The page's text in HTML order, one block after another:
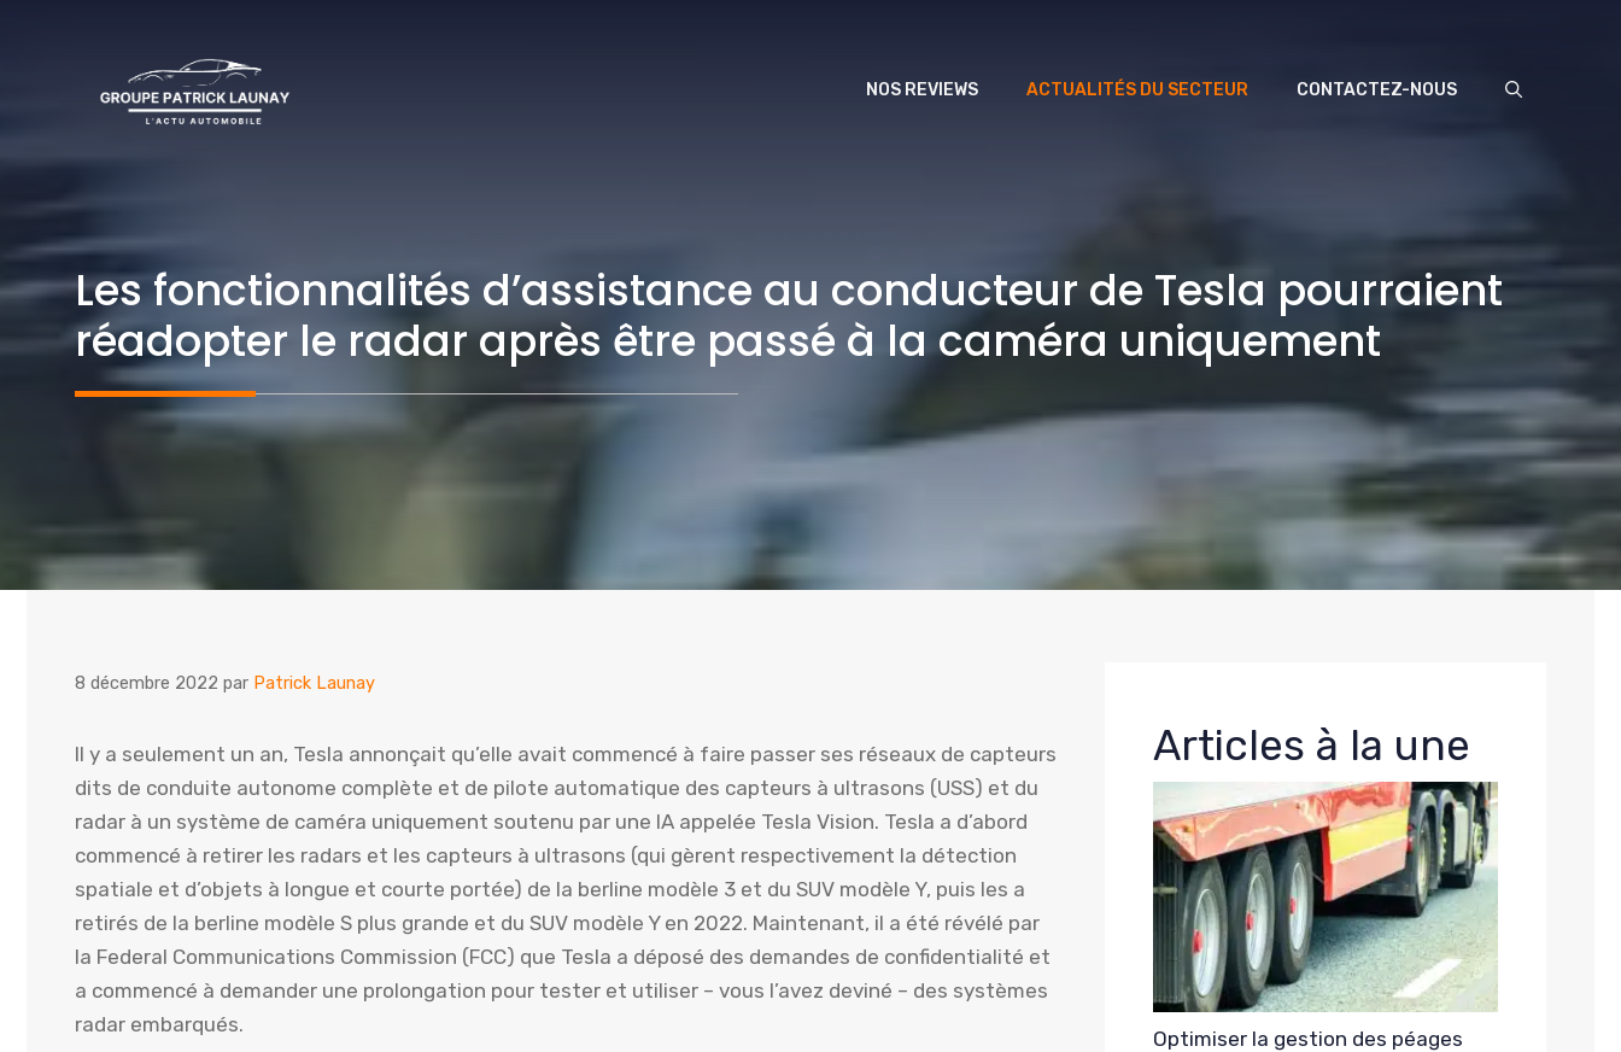
NOS REVIEWS ACTUALITÉS DU SECTEUR CONTACTEZ-NOUS
Les fonctionnalités d’assistance au conducteur de Tesla pourraient
réadopter le radar après être passé à la caméra uniquement
8 décembre 2022 par Patrick Launay
Il y a seulement un an, Tesla annonçait qu’elle avait commencé à faire passer ses réseaux de capteurs
dits de conduite autonome complète et de pilote automatique des capteurs à ultrasons (USS) et du
radar à un système de caméra uniquement soutenu par une IA appelée Tesla Vision. Tesla a d’abord
commencé à retirer les radars et les capteurs à ultrasons (qui gèrent respectivement la détection
spatiale et d’objets à longue et courte portée) de la berline modèle 3 et du SUV modèle Y, puis les a
retirés de la berline modèle S plus grande et du SUV modèle Y en 2022. Maintenant, il a été révélé par
la Federal Communications Commission (FCC) que Tesla a déposé des demandes de confidentialité et
a commencé à demander une prolongation pour tester et utiliser – vous l’avez deviné – des systèmes
radar embarqués.
Articles à la une
Optimiser la gestion des péages